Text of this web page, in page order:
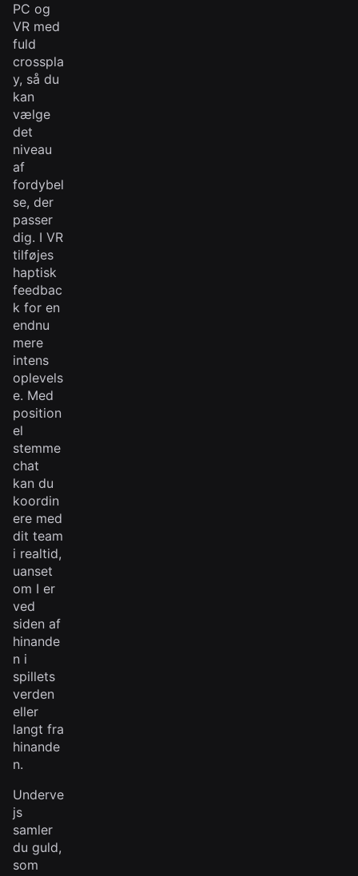
PC og
VR med
fuld
crosspla
y, så du
kan
vælge
det
niveau
af
fordybel
se, der
passer
dig. I VR
tilføjes
haptisk
feedbac
k for en
endnu
mere
intens
oplevels
e. Med
position
el
stemme
chat
kan du
koordin
ere med
dit team
i realtid,
uanset
om I er
ved
siden af
hinande
n i
spillets
verden
eller
langt fra
hinande
n.
Underve
js
samler
du guld,
som